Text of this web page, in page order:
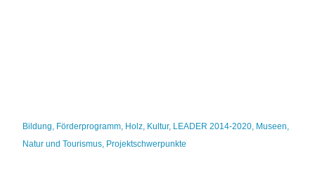
Bildung, Förderprogramm, Holz, Kultur, LEADER 2014-2020, Museen,
Natur und Tourismus, Projektschwerpunkte